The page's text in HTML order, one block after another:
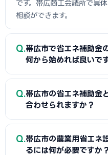
です。帯広商工会議所で具
相談ができます。
Q 帯広市で省エネ補助金
何から始めれば良いで
A
まずは省エネ診断（無料
エネルギー使用状況を把握
用について相談し、Gビズ
要）を並行して進めましょ
備が採択への近道です。
Q 帯広市の省エネ補助金
合わせられますか？
A
経費項目が重複しなけれ
エネ補助金と国のSII補助
Q 帯広市の農業用省エネ
るには何が必要ですか？